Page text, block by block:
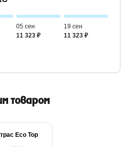
05 сен
11 323 ₽
19 сен
11 323 ₽
товаром
Eco Top